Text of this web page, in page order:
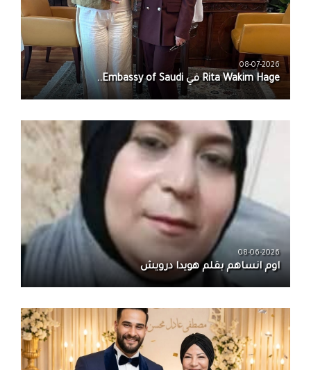
08-07-2026
08-06-2026
اوم انساهم بقلم هويدا درويش